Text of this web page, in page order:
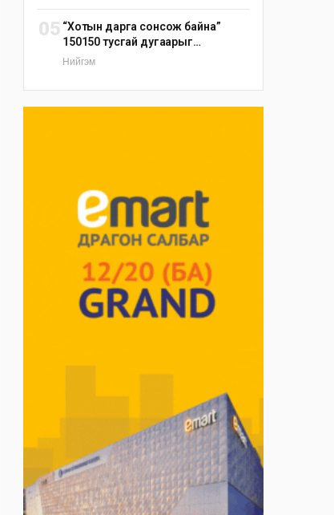
05 “Хотын дарга сонсож байна”
150150 тусгай дугаарыг
наймдугаар сарын 14-нөөс
Нийгэм